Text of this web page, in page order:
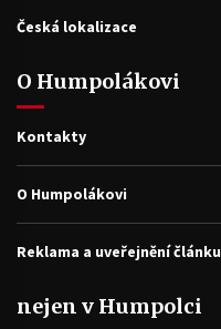
Česká lokalizace
O Humpolákovi
Kontakty
O Humpolákovi
Reklama a uveřejnění článku
nejen v Humpolci